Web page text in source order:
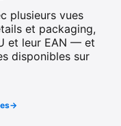
plusieurs vues
et packaging,
et leur EAN — et
disponibles sur
→